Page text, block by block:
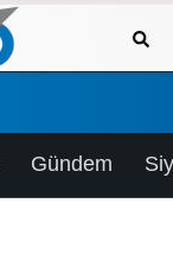
Gündem